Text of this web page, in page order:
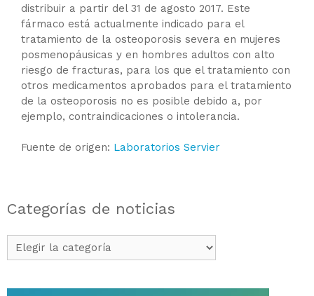
distribuir a partir del 31 de agosto 2017. Este
fármaco está actualmente indicado para el
tratamiento de la osteoporosis severa en mujeres
posmenopáusicas y en hombres adultos con alto
riesgo de fracturas, para los que el tratamiento con
otros medicamentos aprobados para el tratamiento
de la osteoporosis no es posible debido a, por
ejemplo, contraindicaciones o intolerancia.
Fuente de origen: Laboratorios Servier
Categorías de noticias
Categorías
de